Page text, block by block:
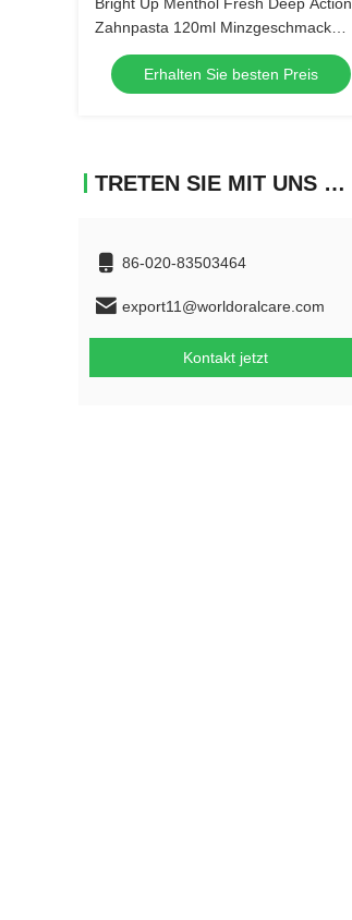
Zahnpasta 120ml Minzgeschmack
Mundhygiene Großbestellung
Großhandel Zahnpflegeprodukte
Erhalten Sie besten Preis
TRETEN SIE MIT UNS IN VERBINDUNG
86-020-83503464
export11@worldoralcare.com
Kontakt jetzt